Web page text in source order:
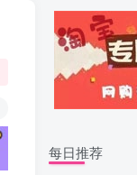
每日推荐